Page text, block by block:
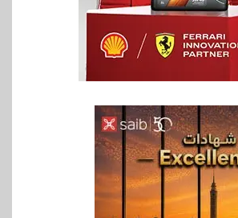
بنوك
بنك QNB مصر يعزز جاهزية
المشروعات الصغيرة والمتوسطة
للنمو والتوسع